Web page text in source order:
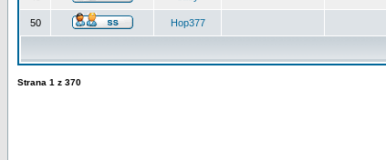
50 Hop377
Strana 1 z 370